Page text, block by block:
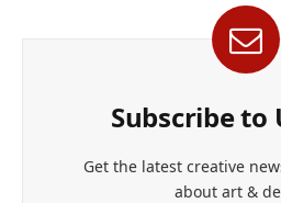
Subscribe to
Get the latest creative
about art &